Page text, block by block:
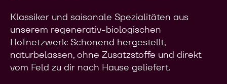
Klassiker und saisonale Spezialitäten aus
unserem regenerativ-biologischen
Hofnetzwerk: Schonend hergestellt,
naturbelassen, ohne Zusatzstoffe und direkt
vom Feld zu dir nach Hause geliefert.